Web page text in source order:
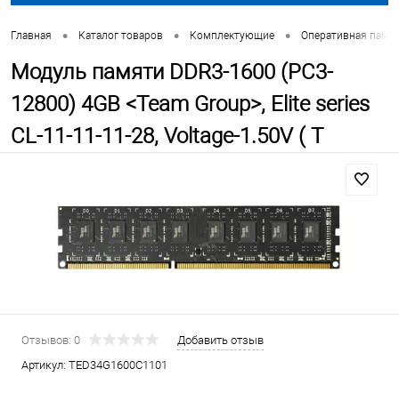
Главная • Каталог товаров • Комплектующие • Оперативная
Модуль памяти DDR3-1600 (PC3-
12800) 4GB <Team Group>, Elite series
CL-11-11-11-28, Voltage-1.50V ( T
Отзывов: 0
Добавить отзыв
Артикул: TED34G1600C1101